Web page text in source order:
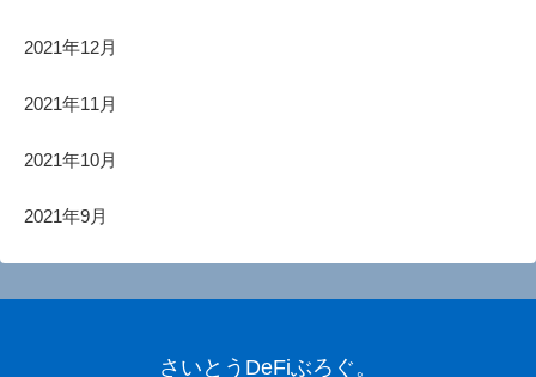
2021年12月
2021年11月
2021年10月
2021年9月
さいとうDeFiぶろぐ。